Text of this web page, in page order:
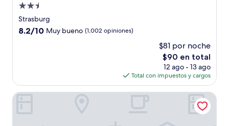
Propiedad
de
2.5
Strasburg
8.2
opiniones)
8.2/10 Muy bueno (1,002 opiniones)
$81 por noche
El
precio
actual
es
de
$90 en total
12 ago - 13 ago
Total con impuestos y cargos
Hampton Inn Front Royal